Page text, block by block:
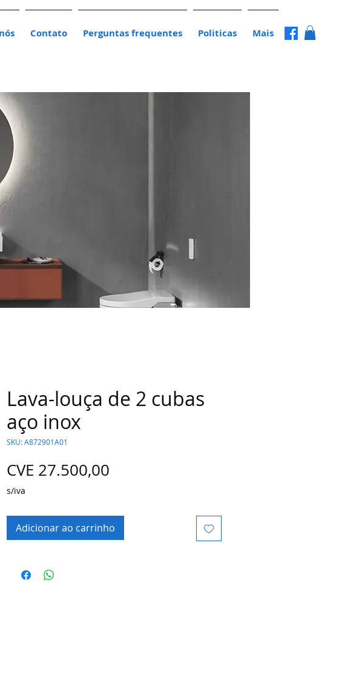
Contato Perguntas frequentes Politicas Mais
Lava-louça de 2 cubas
aço inox
SKU: A872901A01
CVE 27.500,00
s/iva
Adicionar ao carrinho